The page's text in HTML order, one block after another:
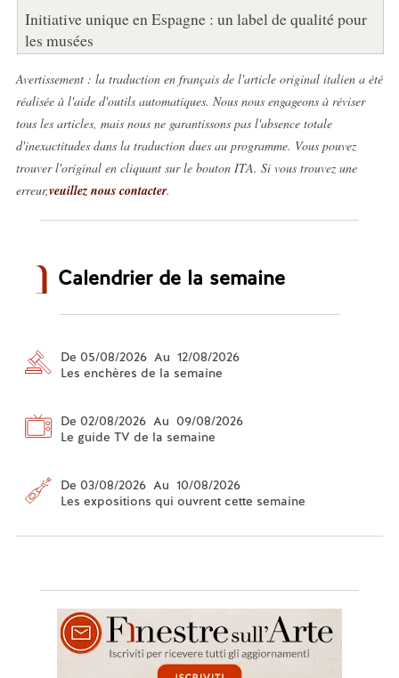
Initiative unique en Espagne : un label de qualité pour
les musées
Avertissement : la traduction en français de l'article original italien a été
réalisée à l'aide d'outils automatiques. Nous nous engageons à réviser
tous les articles, mais nous ne garantissons pas l'absence totale
d'inexactitudes dans la traduction dues au programme. Vous pouvez
trouver l'original en cliquant sur le bouton ITA. Si vous trouvez une
erreur,veuillez nous contacter.
Calendrier de la semaine
De 05/08/2026 Au 12/08/2026
Les enchères de la semaine
De 02/08/2026 Au 09/08/2026
Le guide TV de la semaine
De 03/08/2026 Au 10/08/2026
Les expositions qui ouvrent cette semaine